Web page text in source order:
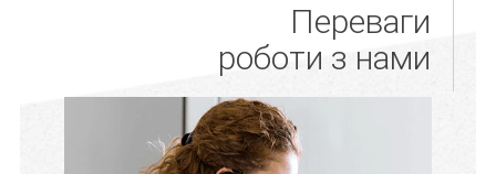
Переваги
роботи з нами